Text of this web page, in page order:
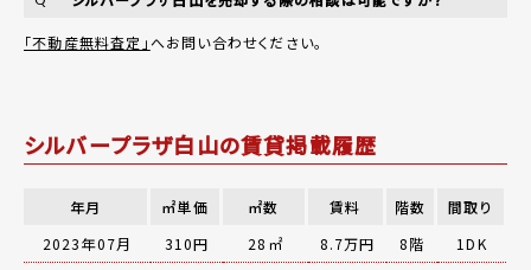
「不動産無料査定」へお問い合わせください。
シルバープラザ白山の賃貸掲載履歴
年月 ㎡単価 ㎡数 賃料 階数
間取り
2023年07月
310円 28㎡ 8.7万円 8階
1DK